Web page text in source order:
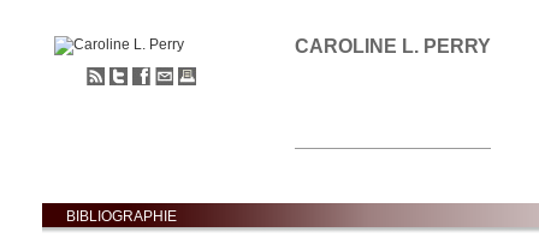
CAROLINE L. PERRY
BIBLIOGRAPHIE